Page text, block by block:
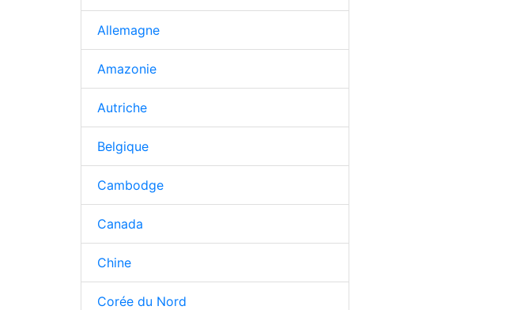
Allemagne
Amazonie
Autriche
Belgique
Cambodge
Canada
Chine
Corée du Nord